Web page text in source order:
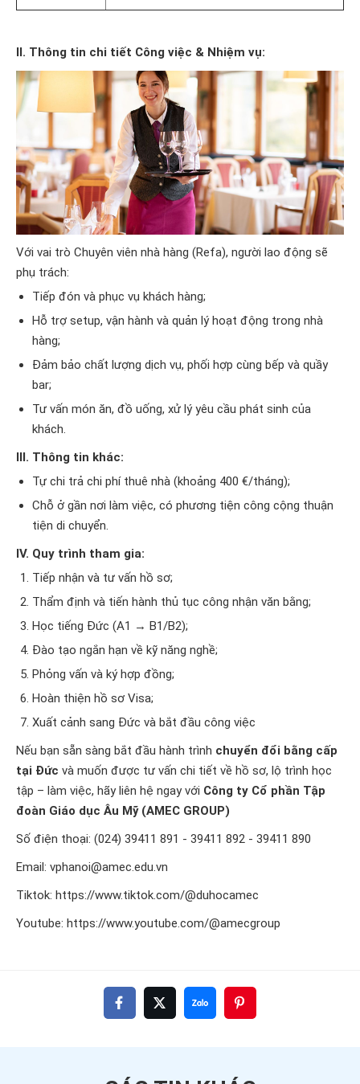
II. Thông tin chi tiết Công việc & Nhiệm vụ:
Với vai trò Chuyên viên nhà hàng (Refa), người lao động sẽ
phụ trách:
Tiếp đón và phục vụ khách hàng;
Hỗ trợ setup, vận hành và quản lý hoạt động trong nhà
hàng;
Đảm bảo chất lượng dịch vụ, phối hợp cùng bếp và quầy
bar;
Tư vấn món ăn, đồ uống, xử lý yêu cầu phát sinh của
khách.
III. Thông tin khác:
Tự chi trả chi phí thuê nhà (khoảng 400 €/tháng);
Chỗ ở gần nơi làm việc, có phương tiện công cộng thuận
tiện di chuyển.
IV. Quy trình tham gia:
Tiếp nhận và tư vấn hồ sơ;
Thẩm định và tiến hành thủ tục công nhận văn bằng;
Học tiếng Đức (A1 → B1/B2);
Đào tạo ngắn hạn về kỹ năng nghề;
Phỏng vấn và ký hợp đồng;
Hoàn thiện hồ sơ Visa;
Xuất cảnh sang Đức và bắt đầu công việc
Nếu bạn sẵn sàng bắt đầu hành trình chuyển đổi bằng cấp
tại Đức và muốn được tư vấn chi tiết về hồ sơ, lộ trình học
tập – làm việc, hãy liên hệ ngay với Công ty Cổ phần Tập
đoàn Giáo dục Âu Mỹ (AMEC GROUP)
Số điện thoại: (024) 39411 891 - 39411 892 - 39411 890
Email: vphanoi@amec.edu.vn
Tiktok: https://www.tiktok.com/@duhocamec
Youtube: https://www.youtube.com/@amecgroup